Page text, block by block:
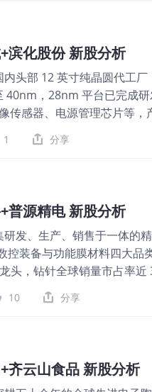
企越依赖它来做新能源车险
同人融资近2年也只保荐过
公司从2023~2025年的营
；2023~2025年的净利
比增长14.18%。 按发行价
无基石锁定，那么1.26亿全
售初始份额是10%，不设回
2580手，货很少，中签率
，东南亚第二。保荐人是华
流通盘是1.26亿，目前申
只小票，在港股同行业中估
中签，本人计划小打几手意
依据，股市有风
滨化股份 新股分析
头部 12 英寸纯晶圆代工
40nm，28nm 平台已完成
传感器、电源管理芯片等
30日开始招股，招股价
，发行数量2.16亿股，属
、中邮理财、嘉实国际资
Asset、NGS Super、
，基石占比很高。 公司从
；2023~2025年的净利
数计算692.7亿港元市值
成早就在A股上市，这次
1 分享
普源精电 新股分析
发、生产、销售于一体的
控装备与功能膜材料四大品
头，钻针全球销量市占率
毫米级超微钻核心工艺。
全球九成头部 PCB 厂商
方案服务行业，无绿鞋。
日上涨率是79.66%，汇丰高
体业绩不错。 一共有17名
10 分享
齐云山食品 新股分析